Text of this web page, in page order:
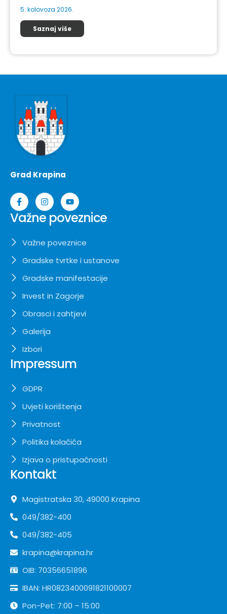
5. kolovoza 2026.
Saznaj više
Grad Krapina
Važne poveznice
Važne poveznice
Gradske tvrtke i ustanove
Gradske manifestacije
Invest in Zagorje
Obrasci i zahtjevi
Galerija
Izbori
Impressum
GDPR
Uvjeti korištenja
Privatnost
Politika kolačića
Izjava o pristupačnosti
Kontakt
Magistratska 30, 49000 Krapina
049/382-400
049/382-405
krapina@krapina.hr
OIB: 70356651896
IBAN: HR0823400091821100007
Pon-Pet: 7:00 – 15:00